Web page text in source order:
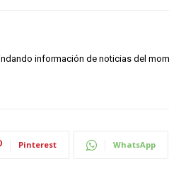
información de noticias del
Pinterest WhatsApp